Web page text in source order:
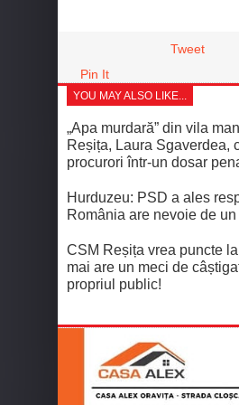
Tweet
Pin It
YOU MAY ALSO LIKE...
„Apa murdară” din vila
Reșița, Laura Sgaverdea,
procurori într-un dosar
Hurduzeu: PSD a ales
România are nevoie de
CSM Reșița vrea puncte
mai are un meci de
propriul public!